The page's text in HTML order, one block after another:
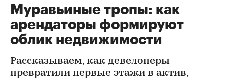
Муравьиные тропы: как
арендаторы формируют
облик недвижимости
Рассказываем, как девелоперы
превратили первые этажи в актив,